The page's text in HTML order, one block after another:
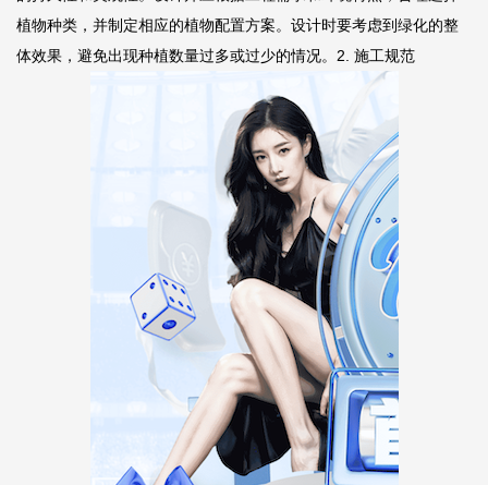
植物种类，并制定相应的植物配置方案。设计时要考虑到绿化的整
体效果，避免出现种植数量过多或过少的情况。2. 施工规范